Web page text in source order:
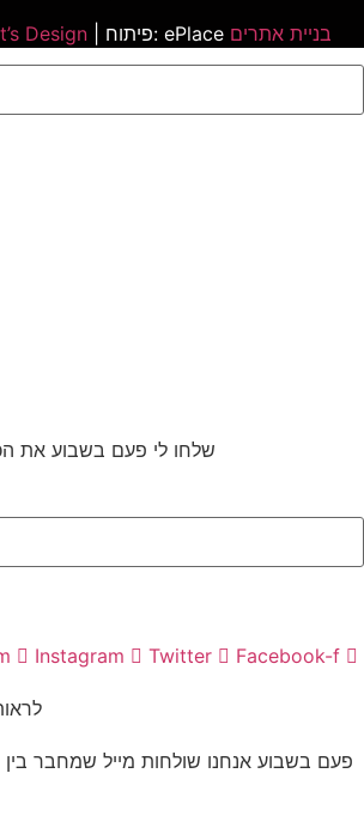
Design | פיתוח: ePlace בניית אתרים
שלחו לי פעם בשבוע את
Instagram Twitter Facebook-f
פעם בשבוע אנחנו שולחות מייל שמחבר בין